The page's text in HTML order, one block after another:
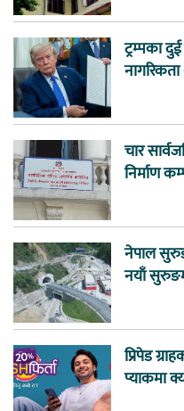
ट्रम्पका
चार
निर्माण
नेपाल
नयाँ
प्रिपेड
प्याकमा